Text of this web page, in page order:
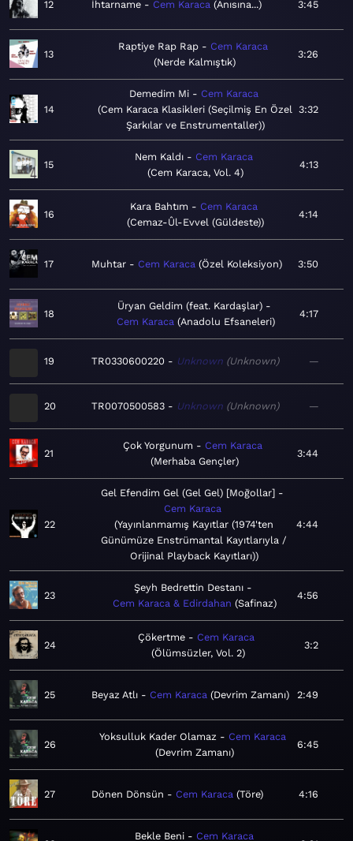
12 İhtarname Cem Karaca Anısına... 3:45
13
Raptiye Rap Rap
Cem Karaca
Nerde Kalmıştık
3:26
14
Demedim Mi
Cem Karaca
Cem Karaca Klasikleri (Seçilmiş En Özel
Şarkılar ve Enstrumentaller)
3:32
15
Nem Kaldı
Cem Karaca
Cem Karaca, Vol. 4
4:13
16
Kara Bahtım
Cem Karaca
Cemaz-Ûl-Evvel (Güldeste)
4:14
17 Muhtar Cem Karaca Özel Koleksiyon 3:50
18
Üryan Geldim (feat. Kardaşlar)
Cem Karaca Anadolu Efsaneleri
4:17
19 TR0330600220 Unknown Unknown —
20 TR0070500583 Unknown Unknown —
21
Çok Yorgunum
Cem Karaca
Merhaba Gençler
3:44
22
Gel Efendim Gel (Gel Gel) [Moğollar]
Cem Karaca
Yayınlanmamış Kayıtlar (1974'ten
Günümüze Enstrümantal Kayıtlarıyla /
Orijinal Playback Kayıtları)
4:44
23
Şeyh Bedrettin Destanı
Cem Karaca & Edirdahan Safinaz
4:56
24
Çökertme
Cem Karaca
Ölümsüzler, Vol. 2
3:2
25 Beyaz Atlı Cem Karaca Devrim Zamanı 2:49
26
Yoksulluk Kader Olamaz
Cem Karaca
Devrim Zamanı
6:45
27 Dönen Dönsün Cem Karaca Töre 4:16
Bekle Beni Cem Karaca